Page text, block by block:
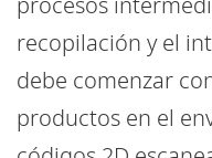
recopilación y el
debe comenzar
productos en el